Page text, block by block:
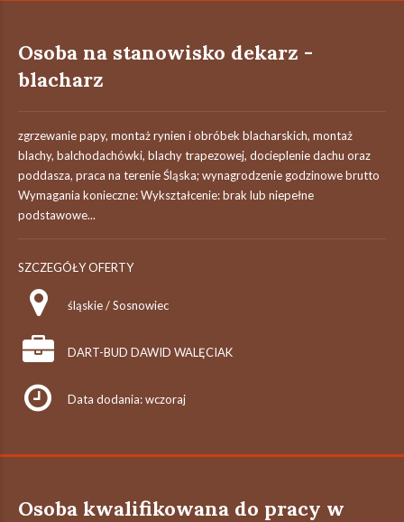
Osoba na stanowisko dekarz -
blacharz
zgrzewanie papy, montaż rynien i obróbek blacharskich, montaż
blachy, balchodachówki, blachy trapezowej, docieplenie dachu oraz
poddasza, praca na terenie Śląska; wynagrodzenie godzinowe brutto
Wymagania konieczne: Wykształcenie: brak lub niepełne
podstawowe...
SZCZEGÓŁY OFERTY
śląskie / Sosnowiec
DART-BUD DAWID WALĘCIAK
Data dodania: wczoraj
Osoba kwalifikowana do pracy w